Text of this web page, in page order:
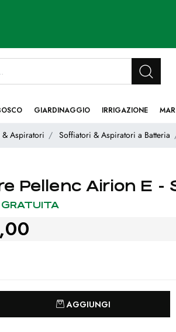
aggiorna automaticamente gli altri filtri
GIARDINAGGIO IRRIGAZIONE
Aspiratori Soffiatori & Aspiratori a Batteria
Pellenc Airion E -
AGGIUNGI